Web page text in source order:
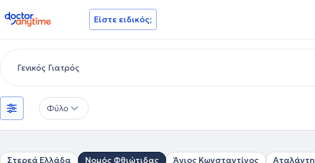
doctoranytime Είστε ειδικός;
Φύλο
Στερεά Ελλάδα Νομός Φθιώτιδας Άγιος Κωνσταντίνος Αταλάντη